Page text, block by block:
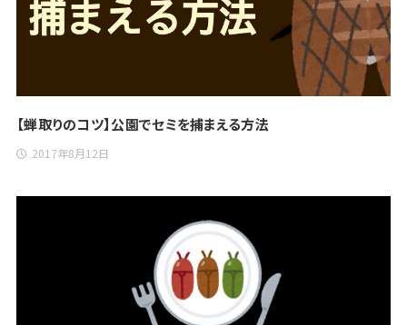
【蝉取りのコツ】公園でセミを捕まえる方法
2017年8月12日